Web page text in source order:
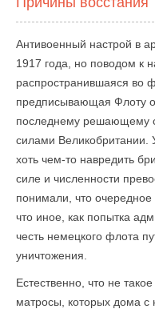
Антивоенный настрой в
1917 года, но поводом к
распространившаяся во
предписывающая Флоту
последнему решающему
силами Великобритании.
хоть чем-то навредить
силе и численности
понимали, что очередное
что иное, как попытка
честь немецкого флота
уничтожения.
Естественно, что не
матросы, которых дома с